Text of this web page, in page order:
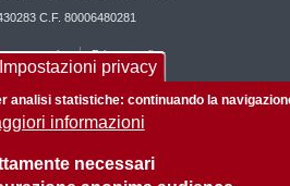
C.F. 80006480281
questo sito Privacy policy
Impostazioni privacy
analisi statistiche: continuando la
informazioni
necessari